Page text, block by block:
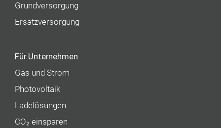
Grundversorgung
Ersatzversorgung
Für Unternehmen
Gas und Strom
Photovoltaik
Ladelösungen
CO₂ einsparen